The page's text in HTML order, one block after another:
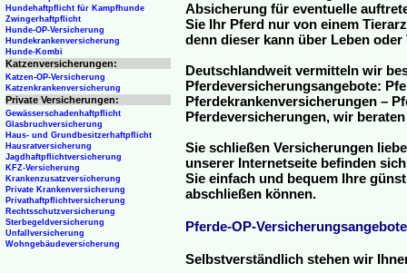
Absicherung für eventuelle
Sie Ihr Pferd nur von einem
denn dieser kann über Leben
Deutschlandweit vermitteln wir
Pferdeversicherungsangebote:
Pferdekrankenversicherungen –
Pferdeversicherungen, wir
Sie schließen Versicherungen
unserer Internetseite befinden
Sie einfach und bequem Ihre
abschließen können.
Pferde-OP-Versicherungsangebote
Selbstverständlich stehen wir
Hundehaftpflicht für Kampfhunde
Zwingerhaftpflicht
Hunde-OP-Versicherung
Hundekrankenversicherung
Hunde-Kombi
Katzenversicherungen:
Katzen-OP-Versicherung
Katzenkrankenversicherung
Private Versicherungen:
Gewässerschadenhaftpflicht
Glasbruchversicherung
Haus- und Grundbesitzerhaftpflicht
Hausratversicherung
Jagdhaftpflichtversicherung
KFZ-Versicherung
Krankenzusatzversicherung
Private Krankenversicherung
Privathaftpflichtversicherung
Rechtsschutzversicherung
Sterbegeldversicherung
Unfallversicherung
Wohngebäudeversicherung